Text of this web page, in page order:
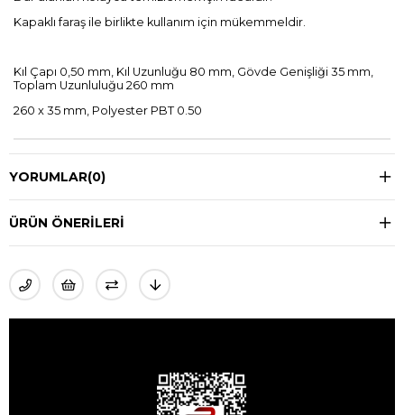
Kapaklı faraş ile birlikte kullanım için mükemmeldir.
Kıl Çapı 0,50 mm, Kıl Uzunluğu 80 mm, Gövde Genişliği 35 mm,
Toplam Uzunluluğu 260 mm
260 x 35 mm, Polyester PBT 0.50
YORUMLAR(0)
ÜRÜN ÖNERILERI